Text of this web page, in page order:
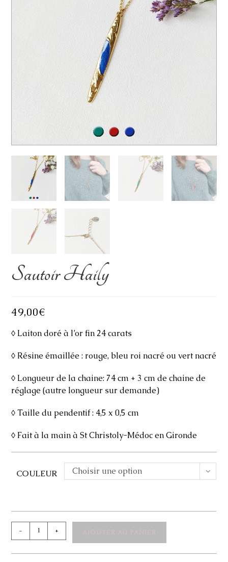
Sautoir Haily
49,00€
◊ Laiton doré à l’or fin 24 carats
◊ Résine émaillée : rouge, bleu roi nacré ou vert nacré
◊ Longueur de la chaine: 74 cm + 3 cm de chaine de
réglage (autre longueur sur demande)
◊ Taille du pendentif : 4,5 x 0,5 cm
◊ Fait à la main à St Christoly-Médoc en Gironde
COULEUR Choisir une option
quantité
- + AJOUTER AU PANIER